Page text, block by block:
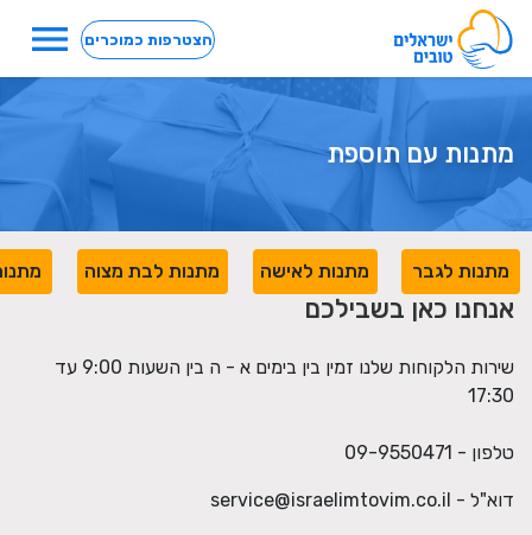
הצטרפות כמוכרים menu
מתנות עם תוספת
מתנות לגבר מתנות לאישה מתנות לבת מצוה
אנחנו כאן בשבילכם
שירות הלקוחות שלנו זמין בין בימים א - ה בין השעות 9:00 עד
17:30
טלפון - 09-9550471
דוא"ל - service@israelimtovim.co.il